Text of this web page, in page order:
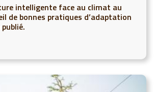
intelligente face au climat au
de bonnes pratiques d’adaptation